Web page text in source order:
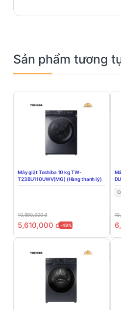
Sản phẩm tương
Máy giặt Toshiba 10 kg TW-
T23BU110UWV(MG) (Hàng thanh lý)
10,990,000đ
5,610,000 đ-49%